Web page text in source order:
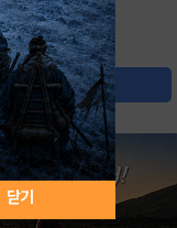
북마크
글쓰기
닫기